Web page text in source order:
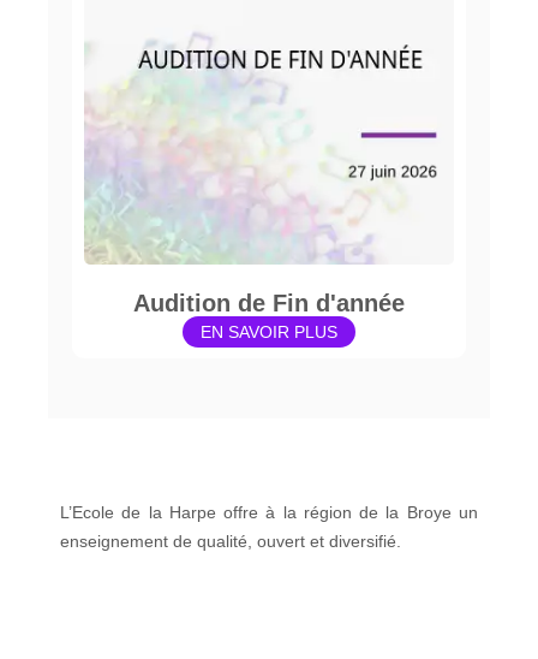
Audition de Fin d'année
EN SAVOIR PLUS
L’Ecole de la Harpe offre à la région de la Broye un
enseignement de qualité, ouvert et diversifié.